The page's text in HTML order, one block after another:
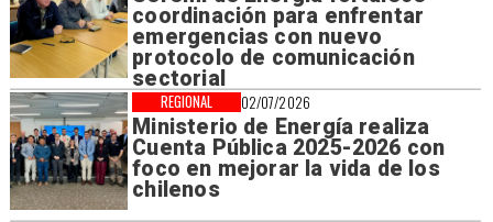
coordinación para enfrentar
emergencias con nuevo
protocolo de comunicación
sectorial
02/07/2026
Ministerio de Energía realiza
Cuenta Pública 2025-2026 con
foco en mejorar la vida de los
chilenos
REGIONAL